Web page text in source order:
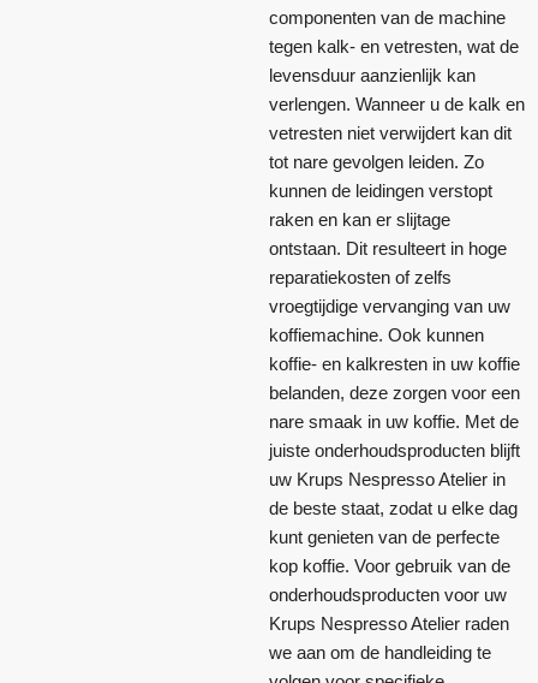
componenten van de machine
tegen kalk- en vetresten, wat de
levensduur aanzienlijk kan
verlengen. Wanneer u de kalk en
vetresten niet verwijdert kan dit
tot nare gevolgen leiden. Zo
kunnen de leidingen verstopt
raken en kan er slijtage
ontstaan. Dit resulteert in hoge
reparatiekosten of zelfs
vroegtijdige vervanging van uw
koffiemachine. Ook kunnen
koffie- en kalkresten in uw koffie
belanden, deze zorgen voor een
nare smaak in uw koffie. Met de
juiste onderhoudsproducten blijft
uw Krups Nespresso Atelier in
de beste staat, zodat u elke dag
kunt genieten van de perfecte
kop koffie. Voor gebruik van de
onderhoudsproducten voor uw
Krups Nespresso Atelier raden
we aan om de handleiding te